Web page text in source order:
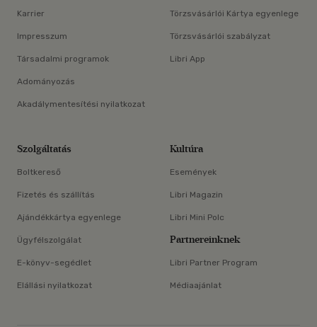
Karrier
Impresszum
Társadalmi programok
Adományozás
Akadálymentesítési nyilatkozat
Törzsvásárlói Kártya egyenlege
Törzsvásárlói szabályzat
Libri App
Szolgáltatás
Boltkereső
Fizetés és szállítás
Ajándékkártya egyenlege
Ügyfélszolgálat
E-könyv-segédlet
Elállási nyilatkozat
Kultúra
Események
Libri Magazin
Libri Mini Polc
Partnereinknek
Libri Partner Program
Médiaajánlat